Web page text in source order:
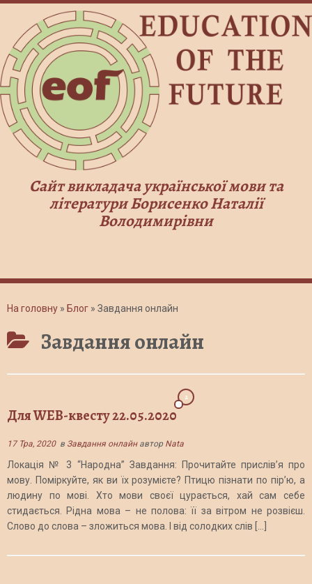
Сайт викладача української мови та
літератури Борисенко Наталії
Володимирівни
На головну » Блог » Завдання онлайн
Завдання онлайн
Для WEB-квесту 22.05.2020
2
17 Тра, 2020в Завдання онлайн автор Nata
Локація № 3 “Народна” Завдання: Прочитайте прислів’я про
мову. Поміркуйте, як ви їх розумієте? Птицю пізнати по пір’ю, а
людину по мові. Хто мови своєї цурається, хай сам себе
стидається. Рідна мова – не полова: її за вітром не розвієш.
Слово до слова – зложиться мова. І від солодких слів […]